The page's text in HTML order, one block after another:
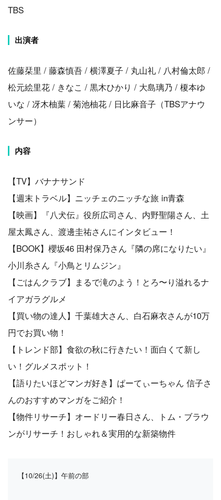
TBS
出演者
佐藤栞里 / 藤森慎吾 / 横澤夏子 / 丸山礼 / 八村倫太郎 /
松元絵里花 / きなこ / 黒木ひかり / 大島璃乃 / 榎本ゆ
いな / 冴木柚葉 / 菊池柚花 / 日比麻音子（TBSアナウ
ンサー）
内容
【TV】バナナサンド
【週末トラベル】ニッチェのニッチな旅 in青森
【映画】『八犬伝』役所広司さん、内野聖陽さん、土
屋太鳳さん、渡邊圭祐さんにインタビュー！
【BOOK】櫻坂46 田村保乃さん『隣の席になりたい』
小川糸さん『小鳥とリムジン』
【ごはんクラブ】まるで滝のよう！とろ〜り溢れるナ
イアガラグルメ
【買い物の達人】千葉雄大さん、白石麻衣さんが10万
円でお買い物！
【トレンド部】食欲の秋に行きたい！面白くて新し
い！グルメスポット！
【語りたいほどマンガ好き】ぱーてぃーちゃん 信子さ
んのおすすめマンガをご紹介！
【物件リサーチ】オードリー春日さん、トム・ブラウ
ンがリサーチ！おしゃれ＆実用的な新築物件
【10/26(土)】午前の部